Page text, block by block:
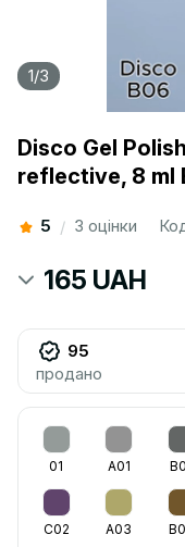
1/3
Disco Gel
reflective, 8 ml
5 / 3 оцінки
165 UAH
95
продано
01 A01
C02 A03